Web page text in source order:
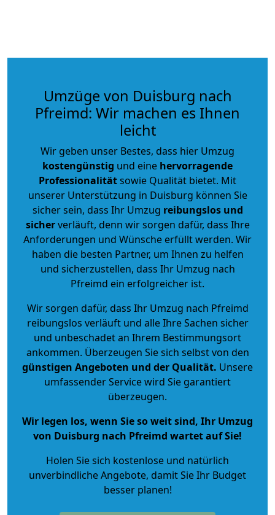
Umzüge von Duisburg nach
Pfreimd: Wir machen es Ihnen
leicht
Wir geben unser Bestes, dass hier Umzug
kostengünstig und eine hervorragende
Professionalitätsowie Qualität bietet. Mit
unserer Unterstützung in Duisburg können Sie
sicher sein, dass Ihr Umzug reibungslos und
sicherverläuft, denn wir sorgen dafür, dass Ihre
Anforderungen und Wünsche erfüllt werden. Wir
haben die besten Partner, um Ihnen zu helfen
und sicherzustellen, dass Ihr Umzug nach
Pfreimd ein erfolgreicher ist.
Wir sorgen dafür, dass Ihr Umzug nach Pfreimd
reibungslos verläuft und alle Ihre Sachen sicher
und unbeschadet an Ihrem Bestimmungsort
ankommen. Überzeugen Sie sich selbst von den
günstigen Angeboten und der Qualität. Unsere
umfassender Service wird Sie garantiert
überzeugen.
Wir legen los, wenn Sie so weit sind, Ihr Umzug
von Duisburg nach Pfreimd wartet auf Sie!
Holen Sie sich kostenlose und natürlich
unverbindliche Angebote, damit Sie Ihr Budget
besser planen!